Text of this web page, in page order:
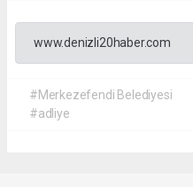
www.denizli20haber.com
#Merkezefendi Belediyesi
#adliye